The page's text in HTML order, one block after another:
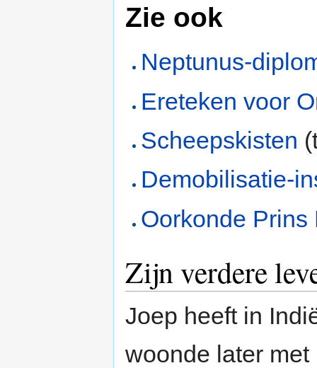
Zie ook
Neptunus-
Ereteken voor
Scheepskisten
Demobilisatie-
Oorkonde Prins
Zijn verdere
Joep heeft in
woonde later